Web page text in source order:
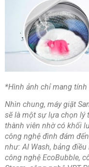
*Hình ảnh chỉ mang tính
Nhìn chung, máy giặt
sẽ là một sự lựa chọn
thành viên nhờ có khối
công nghệ đình đám
như: AI Wash, bảng
công nghệ EcoBubble,